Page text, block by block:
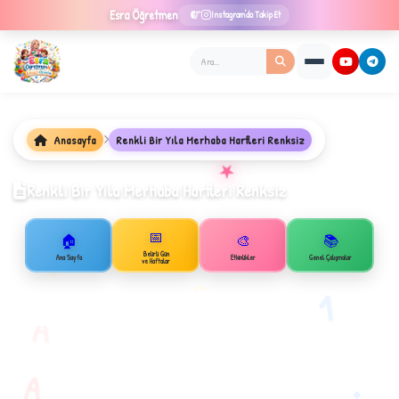
Esra Öğretmen Instagram'da Takip Et
✦
★
Anasayfa Renkli Bir Yıla Merhaba Harfleri Renksiz
Renkli Bir Yıla Merhaba Harfleri Renksiz
🏠
Ana Sayfa
📅
Belirli Gün
ve Haftalar
🎨
Etkinlikler
📚
Genel Çalışmalar